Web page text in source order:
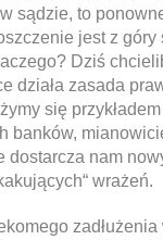
sądzie, to
jest z góry
Dziś
działa zasada
się
banków,
dostarcza nam
wrażeń.